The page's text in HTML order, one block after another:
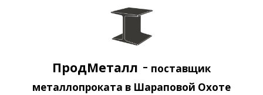
ПродМеталл - поставщик
металлопроката в Шараповой Охоте